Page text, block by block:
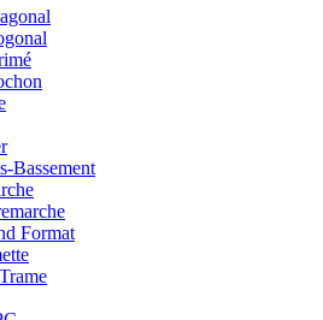
Bassement
Format